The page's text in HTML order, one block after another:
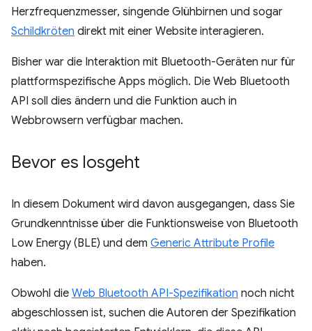
Herzfrequenzmesser, singende Glühbirnen und sogar
Schildkröten direkt mit einer Website interagieren.
Bisher war die Interaktion mit Bluetooth-Geräten nur für
plattformspezifische Apps möglich. Die Web Bluetooth
API soll dies ändern und die Funktion auch in
Webbrowsern verfügbar machen.
Bevor es losgeht
In diesem Dokument wird davon ausgegangen, dass Sie
Grundkenntnisse über die Funktionsweise von Bluetooth
Low Energy (BLE) und dem Generic Attribute Profile
haben.
Obwohl die Web Bluetooth API-Spezifikation noch nicht
abgeschlossen ist, suchen die Autoren der Spezifikation